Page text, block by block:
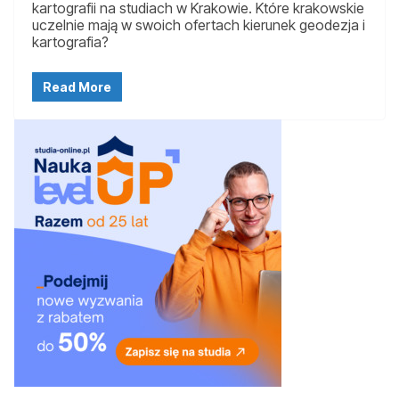
kartografii na studiach w Krakowie. Które krakowskie
uczelnie mają w swoich ofertach kierunek geodezja i
kartografia?
Read More